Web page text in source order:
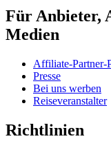
Für Anbieter,
Medien
Affiliate-Partner-
Presse
Bei uns werben
Reiseveranstalter
Richtlinien